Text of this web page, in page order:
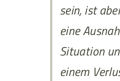
sein, ist
eine
Situation
einem